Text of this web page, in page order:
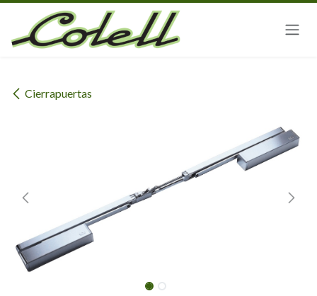
Ir al contenido
Cierrapuertas